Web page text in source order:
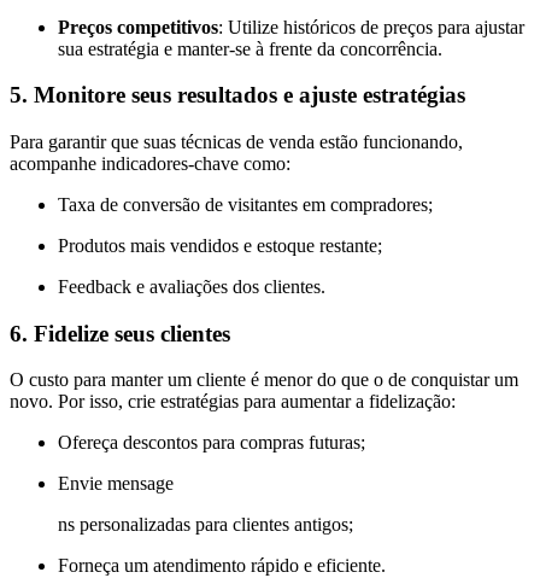
Preços competitivos: Utilize históricos de preços para ajustar
sua estratégia e manter-se à frente da concorrência.
5. Monitore seus resultados e ajuste estratégias
Para garantir que suas técnicas de venda estão funcionando,
acompanhe indicadores-chave como:
Taxa de conversão de visitantes em compradores;
Produtos mais vendidos e estoque restante;
Feedback e avaliações dos clientes.
6. Fidelize seus clientes
O custo para manter um cliente é menor do que o de conquistar um
novo. Por isso, crie estratégias para aumentar a fidelização:
Ofereça descontos para compras futuras;
Envie mensage
ns personalizadas para clientes antigos;
Forneça um atendimento rápido e eficiente.